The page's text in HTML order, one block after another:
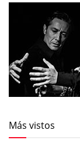
Más vistos